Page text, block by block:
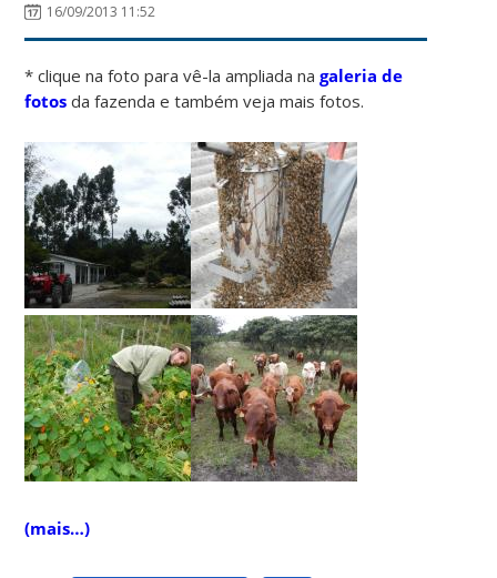
16/09/2013 11:52
* clique na foto para vê-la ampliada nagaleria de
fotos da fazenda e também veja mais fotos.
(mais…)